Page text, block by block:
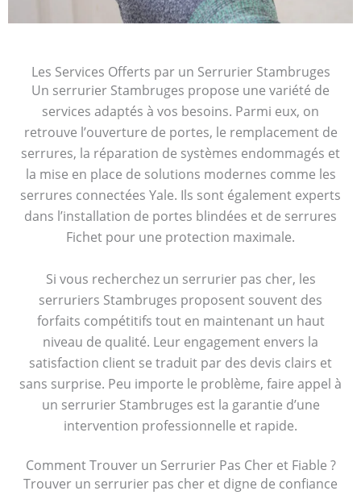
Les Services Offerts par un Serrurier Stambruges
Un serrurier Stambruges propose une variété de
services adaptés à vos besoins. Parmi eux, on
retrouve l’ouverture de portes, le remplacement de
serrures, la réparation de systèmes endommagés et
la mise en place de solutions modernes comme les
serrures connectées Yale. Ils sont également experts
dans l’installation de portes blindées et de serrures
Fichet pour une protection maximale.
Si vous recherchez un serrurier pas cher, les
serruriers Stambruges proposent souvent des
forfaits compétitifs tout en maintenant un haut
niveau de qualité. Leur engagement envers la
satisfaction client se traduit par des devis clairs et
sans surprise. Peu importe le problème, faire appel à
un serrurier Stambruges est la garantie d’une
intervention professionnelle et rapide.
Comment Trouver un Serrurier Pas Cher et Fiable ?
Trouver un serrurier pas cher et digne de confiance